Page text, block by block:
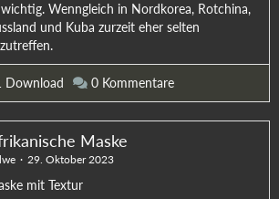
Wenngleich in Nordkorea, Rotchina,
und Kuba zurzeit eher selten
Download 0 Kommentare
Maske
29. Oktober 2023
mit Textur